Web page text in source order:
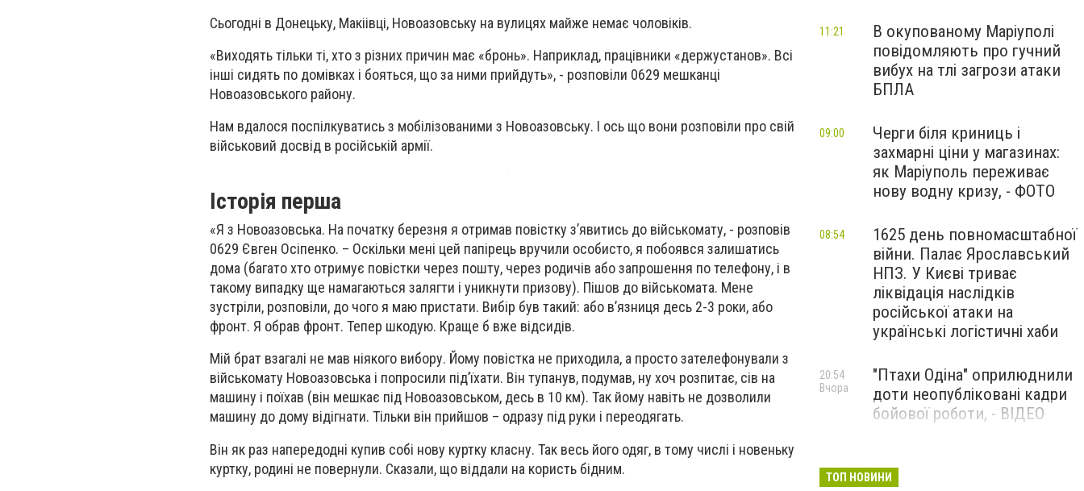
Сьогодні в Донецьку, Макіівці, Новоазовську на вулицях майже немає чоловіків.
«Виходять тільки ті, хто з різних причин має «бронь». Наприклад, працівники «держустанов». Всі
інші сидять по домівках і бояться, що за ними прийдуть», - розповіли 0629 мешканці
Новоазовського району.
Нам вдалося поспілкуватись з мобілізованими з Новоазовську. І ось що вони розповіли про свій
військовий досвід в російській армії.
Історія перша
«Я з Новоазовська. На початку березня я отримав повістку з’явитись до військомату, - розповів
0629 Євген Осіпенко. – Оскільки мені цей папірець вручили особисто, я побоявся залишатись
дома (багато хто отримує повістки через пошту, через родичів або запрошення по телефону, і в
такому випадку ще намагаються залягти і уникнути призову). Пішов до військомата. Мене
зустріли, розповіли, до чого я маю пристати. Вибір був такий: або в’язниця десь 2-3 роки, або
фронт. Я обрав фронт. Тепер шкодую. Краще б вже відсидів.
Мій брат взагалі не мав ніякого вибору. Йому повістка не приходила, а просто зателефонували з
військомату Новоазовська і попросили під’їхати. Він тупанув, подумав, ну хоч розпитає, сів на
машину і поїхав (він мешкає під Новоазовськом, десь в 10 км). Так йому навіть не дозволили
машину до дому відігнати. Тільки він прийшов – одразу під руки і переодягать.
Він як раз напередодні купив собі нову куртку класну. Так весь його одяг, в тому числі і новеньку
куртку, родині не повернули. Сказали, що віддали на користь бідним.
В окупованому Маріуполі
повідомляють про гучний
вибух на тлі загрози атаки
БПЛА
11:21
Черги біля криниць і
захмарні ціни у магазинах:
як Маріуполь переживає
нову водну кризу, - ФОТО
09:00
1625 день повномасштабної
війни. Палає Ярославський
НПЗ. У Києві триває
ліквідація наслідків
російської атаки на
українські логістичні хаби
08:54
"Птахи Одіна" оприлюднили
доти неопубліковані кадри
бойової роботи, - ВІДЕО
20:54
Вчора
Бєдняков зіграє тата
Вчора
ТОП НОВИНИ